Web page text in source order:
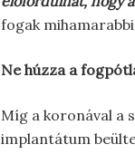
fogak
Ne húzza a
Míg a koronával a
implantátum